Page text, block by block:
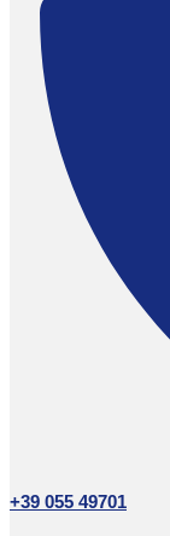
+39 055 49701